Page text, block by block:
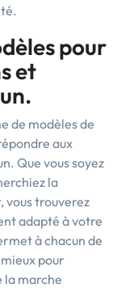
pour
et
de modèles de
aux
Que vous soyez
la
vous trouverez
adapté à votre
à chacun de
pour
la marche